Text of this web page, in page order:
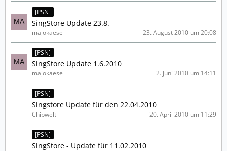
[PSN]
SingStore Update 23.8.
majokaese 23. August 2010 um 20:08
[PSN]
SingStore Update 1.6.2010
majokaese 2. Juni 2010 um 14:11
[PSN]
Singstore Update für den 22.04.2010
Chipwelt 20. April 2010 um 11:29
[PSN]
SingStore - Update für 11.02.2010